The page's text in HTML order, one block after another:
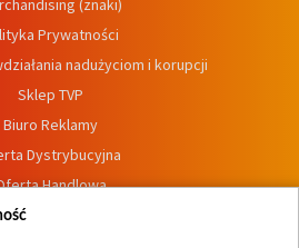
(znaki)
Prywatności
nadużyciom i korupcji
Sklep TVP
Biuro Reklamy
Dystrybucyjna
Handlowa
Dostępność